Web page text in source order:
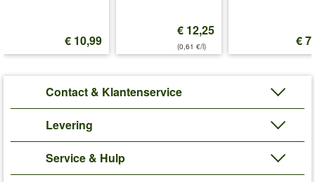
€ 10,99
€ 12,25
(0,61 €/l) €
Contact & Klantenservice
Levering
Service & Hulp